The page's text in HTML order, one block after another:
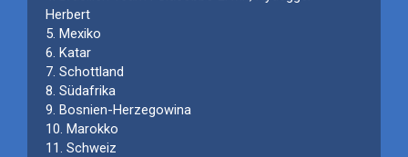
Herbert
5. Mexiko
6. Katar
7. Schottland
8. Südafrika
9. Bosnien-Herzegowina
10. Marokko
11. Schweiz